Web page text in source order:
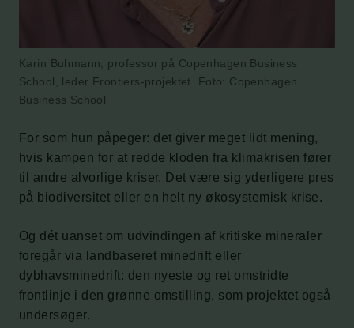
Karin Buhmann, professor på Copenhagen Business
School, leder Frontiers-projektet. Foto: Copenhagen
Business School
For som hun påpeger: det giver meget lidt mening,
hvis kampen for at redde kloden fra klimakrisen fører
til andre alvorlige kriser. Det være sig yderligere pres
på biodiversitet eller en helt ny økosystemisk krise.
Og dét uanset om udvindingen af kritiske mineraler
foregår via landbaseret minedrift eller
dybhavsminedrift: den nyeste og ret omstridte
frontlinje i den grønne omstilling, som projektet også
undersøger.